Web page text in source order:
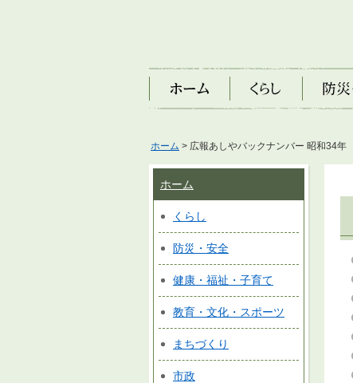
ホーム くらし 防災・安全
ホーム > 広報あしやバックナンバー 昭和34年
ホーム
くらし
防災・安全
健康・福祉・子育て
教育・文化・スポーツ
まちづくり
市政